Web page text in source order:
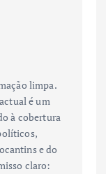
limpa.
é um
à cobertura
e do
claro: